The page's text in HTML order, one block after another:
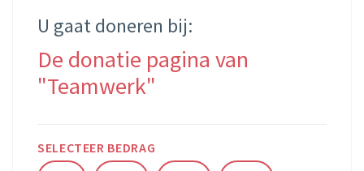
U gaat doneren bij:
De donatie pagina van
"Teamwerk"
SELECTEER BEDRAG